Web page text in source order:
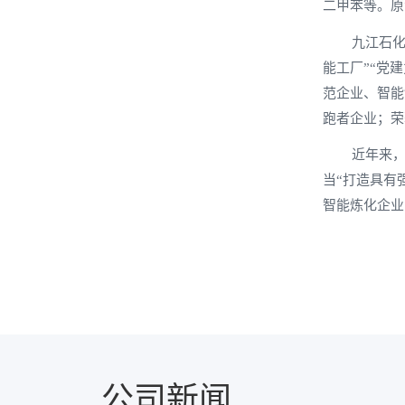
二甲苯等。
九江石
能工厂”“党
范企业、智
跑者企业；
近年来
当“打造具有
智能炼化企